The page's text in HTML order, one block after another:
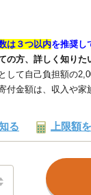
は３つ以内を推奨し
の方、詳しく知りた
して自己負担額の
付金額は、収入や
る 上限額